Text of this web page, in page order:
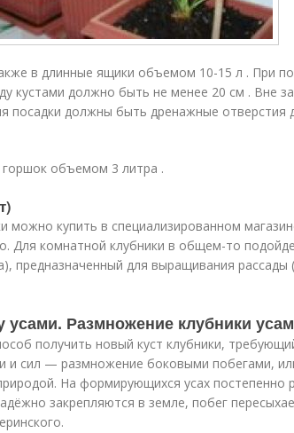
в длинные ящики объемом 10-15 л . При
кустами должно быть не менее 20 см . Вне
посадки должны быть дренажные отверстия
объемом 3 литра .
можно купить в специализированном
Для комнатной клубники в общем-то
предназначенный для выращивания
усами. Размножение клубники
получить новый куст клубники,
и сил — размножение боковыми побегами,
На формирующихся усах постепенно
закрепляются в земле, побег